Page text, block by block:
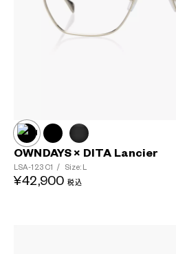
OWNDAYS × DITA Lancier
LSA-123 C1 / Size: L
¥42,900 税込